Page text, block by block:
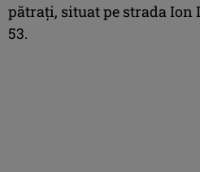
pătraţi, situat pe strada Ion
53.